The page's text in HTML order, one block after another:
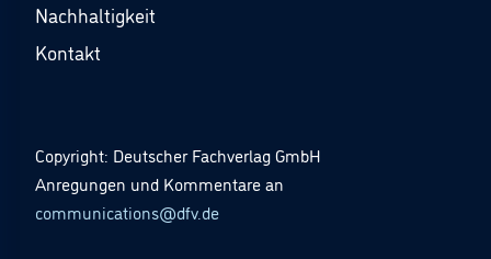
Nachhaltigkeit
Kontakt
Copyright: Deutscher Fachverlag GmbH
Anregungen und Kommentare an
communications@dfv.de